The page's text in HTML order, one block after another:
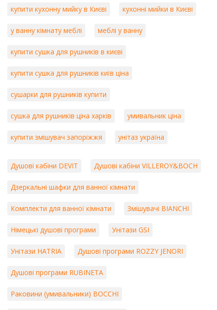
купити кухонну мийку в Києві кухонні мийки в Києві
у ванну кімнату меблі меблі у ванну
купити сушка для рушників в києві
купити сушка для рушників київ ціна
сушарки для рушників купити
сушка для рушників ціна харків умивальник ціна
купити змішувач запоріжжя унітаз україна
Душові кабіни DEVIT Душові кабіни VILLEROY&BOCH
Дзеркальні шафки для ванної кімнати
Комплекти для ванної кімнати Змішувачі BIANCHI
Німецькі душові програми Унітази GSI
Унітази HATRIA Душові програми ROZZY JENORI
Душові програми RUBINETA
Раковини (умивальники) BOCCHI